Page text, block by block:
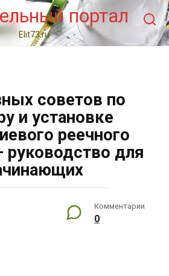
портал
Elit73.ru
советов по
и установке
реечного
руководство для
Комментарии
0